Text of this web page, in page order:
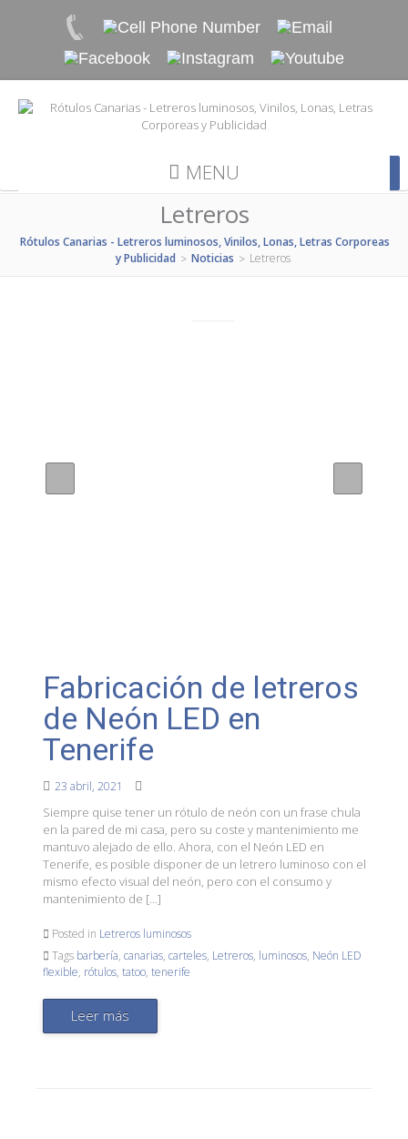
MENU
Letreros
Rótulos Canarias - Letreros luminosos, Vinilos, Lonas, Letras Corporeas
y Publicidad > Noticias > Letreros
Fabricación de letreros
de Neón LED en
Tenerife
23 abril, 2021
Siempre quise tener un rótulo de neón con un frase chula
en la pared de mi casa, pero su coste y mantenimiento me
mantuvo alejado de ello. Ahora, con el Neón LED en
Tenerife, es posible disponer de un letrero luminoso con el
mismo efecto visual del neón, pero con el consumo y
mantenimiento de […]
Posted in Letreros luminosos
Tags barbería,canarias,carteles, Letreros, luminosos, Neón LED
flexible, rótulos,tatoo,tenerife
Leer más